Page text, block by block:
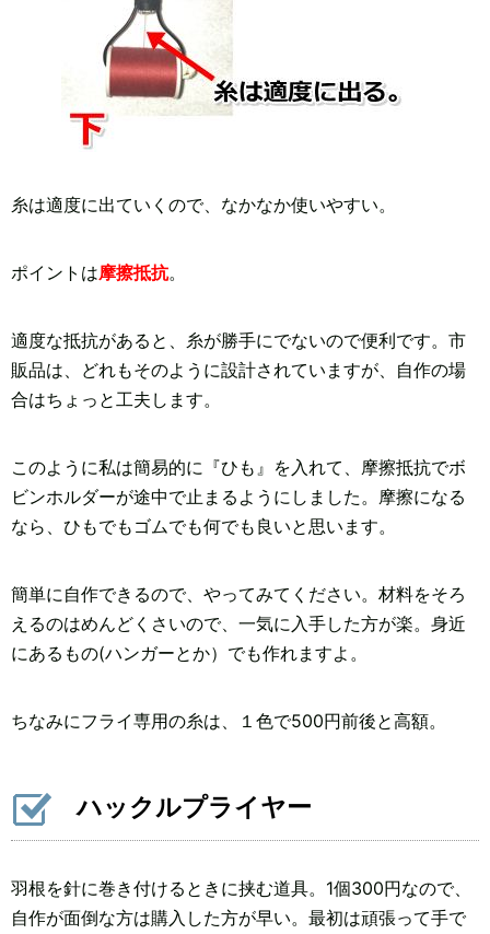
糸は適度に出ていくので、なかなか使いやすい。
ポイントは摩擦抵抗。
適度な抵抗があると、糸が勝手にでないので便利です。市
販品は、どれもそのように設計されていますが、自作の場
合はちょっと工夫します。
このように私は簡易的に『ひも』を入れて、摩擦抵抗でボ
ビンホルダーが途中で止まるようにしました。摩擦になる
なら、ひもでもゴムでも何でも良いと思います。
簡単に自作できるので、やってみてください。材料をそろ
えるのはめんどくさいので、一気に入手した方が楽。身近
にあるもの(ハンガーとか）でも作れますよ。
ちなみにフライ専用の糸は、１色で500円前後と高額。
ハックルプライヤー
羽根を針に巻き付けるときに挟む道具。1個300円なので、
自作が面倒な方は購入した方が早い。最初は頑張って手で